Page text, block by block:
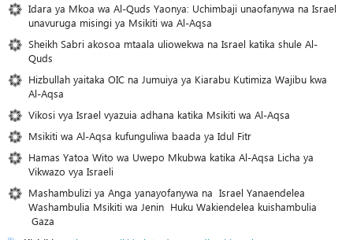
Idara ya Mkoa wa Al-Quds Yaonya: Uchimbaji unaofanywa na Israel
unavuruga misingi ya Msikiti wa Al-Aqsa
Sheikh Sabri akosoa mtaala uliowekwa na Israel katika shule Al-
Quds
Hizbullah yaitaka OIC na Jumuiya ya Kiarabu Kutimiza Wajibu kwa
Al-Aqsa
Vikosi vya Israel vyazuia adhana katika Msikiti wa Al-Aqsa
Msikiti wa Al-Aqsa kufunguliwa baada ya Idul Fitr
Hamas Yatoa Wito wa Uwepo Mkubwa katika Al-Aqsa Licha ya
Vikwazo vya Israeli
Mashambulizi ya Anga yanayofanywa na Israel Yanaendelea
Washambulia Msikiti wa Jenin Huku Wakiendelea kuishambulia
Gaza